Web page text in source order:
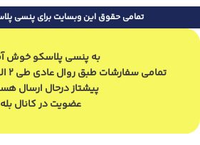
تمامی حقوق این وبسایت برای پنسی
به پنسی پلاسکو خوش
پیشتاز درحال ارسال
عضویت در کانال بله